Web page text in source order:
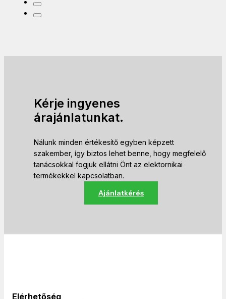
Kérje ingyenes
árajánlatunkat.
Nálunk minden értékesítő egyben képzett
szakember, így biztos lehet benne, hogy megfelelő
tanácsokkal fogjuk ellátni Önt az elektornikai
termékekkel kapcsolatban.
Ajánlatkérés
Elérhetőség